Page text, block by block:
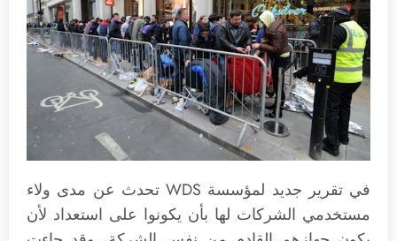
في تقرير جديد لمؤسسة WDS تحدث عن مدى ولاء
مستخدمي الشركات لها بأن يكونوا على استعداد لأن